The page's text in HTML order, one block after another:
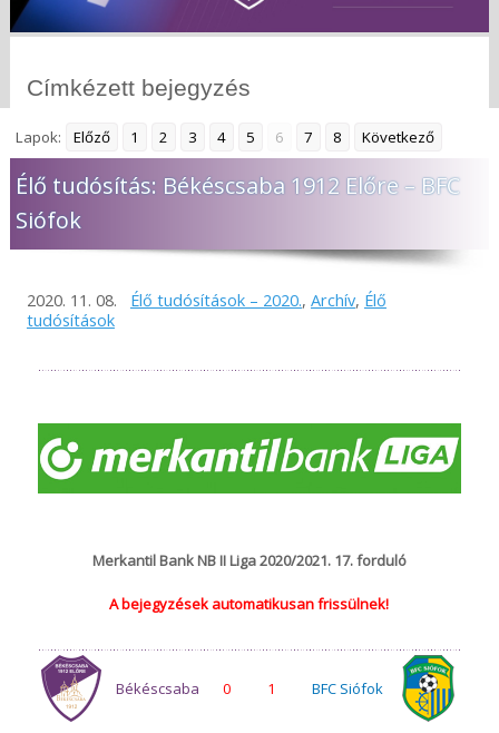
Címkézett bejegyzés
Lapok: Előző 1 2 3 4 5 6 7 8 Következő
Élő tudósítás: Békéscsaba 1912 Előre – BFC
Siófok
2020. 11. 08. Élő tudósítások – 2020., Archív, Élő
tudósítások
Merkantil Bank NB II Liga 2020/2021. 17. forduló
A bejegyzések automatikusan frissülnek!
Békéscsaba 0 BFC Siófok
1